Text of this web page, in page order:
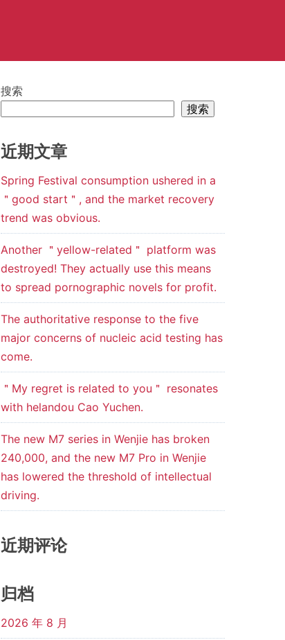
搜索
搜索
近期文章
Spring Festival consumption ushered in a
＂good start＂, and the market recovery
trend was obvious.
Another ＂yellow-related＂ platform was
destroyed! They actually use this means
to spread pornographic novels for profit.
The authoritative response to the five
major concerns of nucleic acid testing has
come.
＂My regret is related to you＂ resonates
with helandou Cao Yuchen.
The new M7 series in Wenjie has broken
240,000, and the new M7 Pro in Wenjie
has lowered the threshold of intellectual
driving.
近期评论
归档
2026 年 8 月